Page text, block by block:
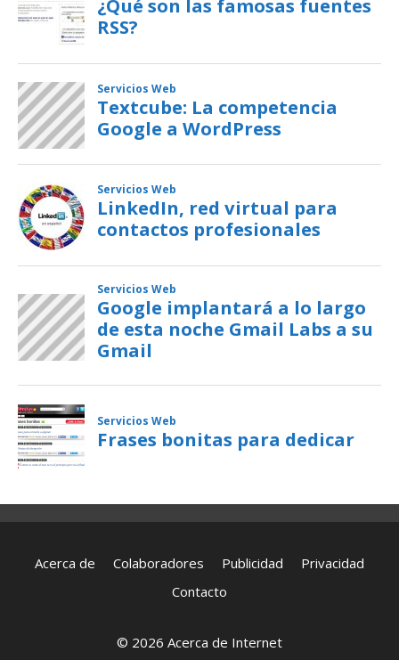
Acerca de Colaboradores Publicidad
Privacidad
Contacto
© 2026 Acerca de Internet